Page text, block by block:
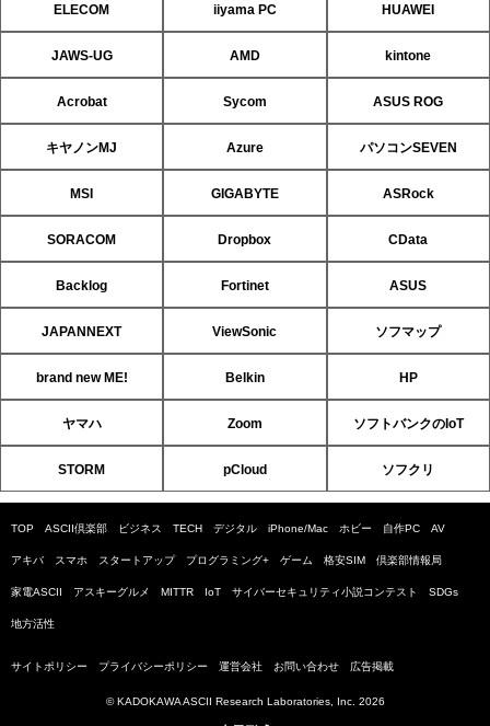
ELECOM iiyama PC HUAWEI
JAWS-UG AMD kintone
Acrobat Sycom ASUS ROG
キヤノンMJ Azure パソコンSEVEN
MSI GIGABYTE ASRock
SORACOM Dropbox CData
Backlog Fortinet ASUS
JAPANNEXT ViewSonic ソフマップ
brand new ME! Belkin HP
ヤマハ Zoom ソフトバンクのIoT
STORM pCloud ソフクリ
TOP ASCII倶楽部 ビジネス TECH デジタル iPhone/Mac ホビー 自作PC AV
アキバ スマホ スタートアップ プログラミング+ ゲーム 格安SIM 倶楽部情報局
家電ASCII アスキーグルメ MITTR IoT サイバーセキュリティ小説コンテスト SDGs
地方活性
サイトポリシー プライバシーポリシー 運営会社 お問い合わせ 広告掲載
© KADOKAWA ASCII Research Laboratories, Inc. 2026